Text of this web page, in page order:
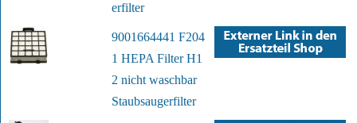
erfilter
9001664441 F204
1 HEPA Filter H1
2 nicht waschbar
Staubsaugerfilter